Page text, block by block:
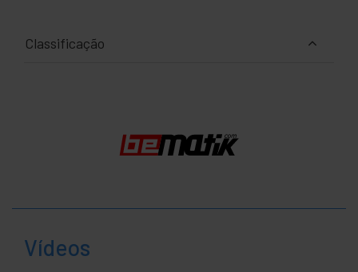
Classificação
Vídeos